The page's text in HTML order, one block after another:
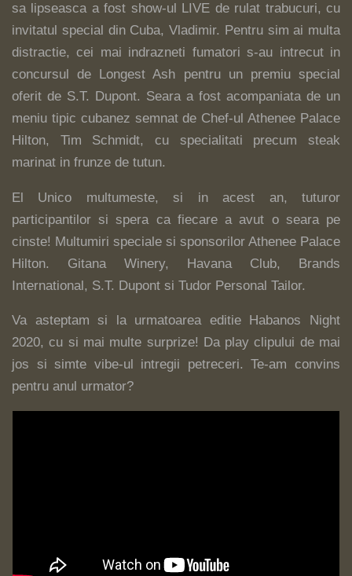
sa lipseasca a fost show-ul LIVE de rulat trabucuri, cu
invitatul special din Cuba, Vladimir. Pentru sim ai multa
distractie, cei mai indrazneti fumatori s-au intrecut in
concursul de Longest Ash pentru un premiu special
oferit de S.T. Dupont. Seara a fost acompaniata de un
meniu tipic cubanez semnat de Chef-ul Athenee Palace
Hilton, Tim Schmidt, cu specialitati precum steak
marinat in frunze de tutun.
El Unico multumeste, si in acest an, tuturor
participantilor si spera ca fiecare a avut o seara pe
cinste! Multumiri speciale si sponsorilor Athenee Palace
Hilton. Gitana Winery, Havana Club, Brands
International, S.T. Dupont si Tudor Personal Tailor.
Va asteptam si la urmatoarea editie Habanos Night
2020, cu si mai multe surprize! Da play clipului de mai
jos si simte vibe-ul intregii petreceri. Te-am convins
pentru anul urmator?